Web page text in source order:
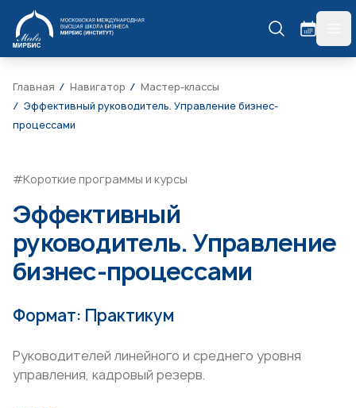
МИРБИС
Главная Навигатор
Мастер-классы
Эффективный руководитель. Управление бизнес-
процессами
#Короткие программы и курсы
Эффективный
руководитель. Управление
бизнес-процессами
Формат: Практикум
Руководителей линейного и среднего уровня
управления, кадровый резерв.